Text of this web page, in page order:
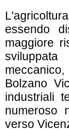
essendo
maggiore
Bolzano
industriali
numeroso
verso